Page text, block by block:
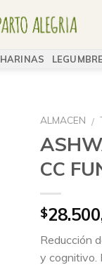
HARINAS
ALMACEN /
CC
$
Reducción
y cognitivo.